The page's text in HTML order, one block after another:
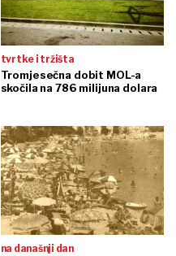
tvrtke i tržišta
Tromjesečna dobit MOL-a
skočila na 786 milijuna dolara
na današnji dan